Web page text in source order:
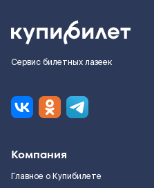
Сервис билетных лазеек
Компания
Главное о Купибилете